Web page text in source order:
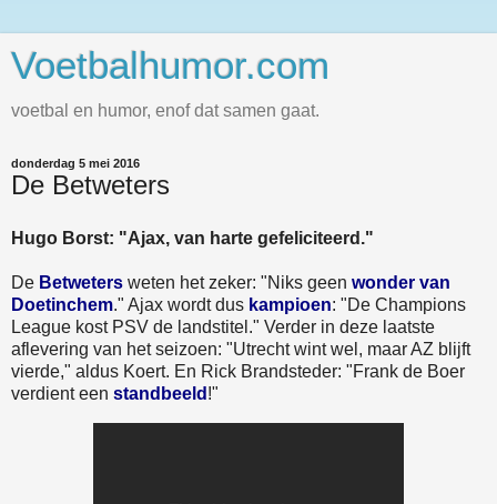
Voetbalhumor.com
voetbal en humor, enof dat samen gaat.
donderdag 5 mei 2016
De Betweters
Hugo Borst: "Ajax, van harte gefeliciteerd."
De Betweters weten het zeker: "Niks geen wonder van
Doetinchem." Ajax wordt dus kampioen: "De Champions
League kost PSV de landstitel." Verder in deze laatste
aflevering van het seizoen: "Utrecht wint wel, maar AZ blijft
vierde," aldus Koert. En Rick Brandsteder: "Frank de Boer
verdient een standbeeld !"